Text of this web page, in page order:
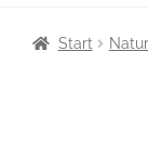
Start